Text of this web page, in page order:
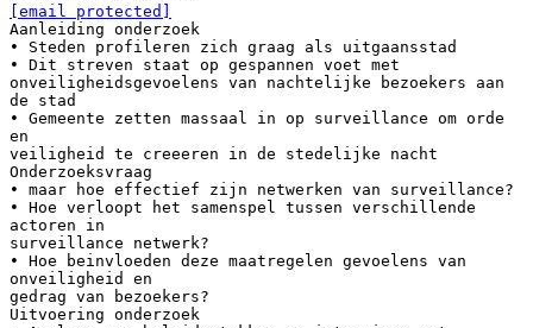
[email protected]
Aanleiding onderzoek
• Steden profileren zich graag als uitgaansstad
• Dit streven staat op gespannen voet met
onveiligheidsgevoelens van nachtelijke bezoekers aan
de stad
• Gemeente zetten massaal in op surveillance om orde
en
veiligheid te creeeren in de stedelijke nacht
Onderzoeksvraag
• maar hoe effectief zijn netwerken van surveillance?
• Hoe verloopt het samenspel tussen verschillende
actoren in
surveillance netwerk?
• Hoe beinvloeden deze maatregelen gevoelens van
onveiligheid en
gedrag van bezoekers?
Uitvoering onderzoek